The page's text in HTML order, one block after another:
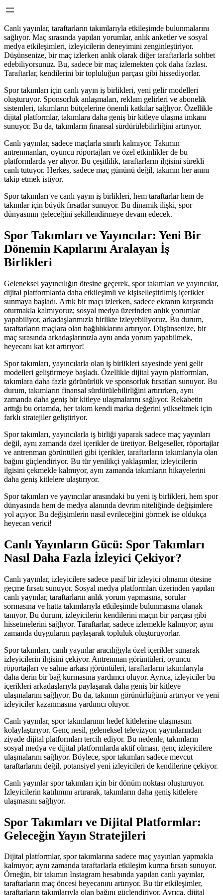
Canlı yayınlar, taraftarların takımlarıyla etkileşimde bulunmalarını
sağlıyor. Maç sırasında yapılan yorumlar, anlık anketler ve sosyal
medya etkileşimleri, izleyicilerin deneyimini zenginleştiriyor.
Düşünsenize, bir maç izlerken anlık olarak diğer taraftarlarla sohbet
edebiliyorsunuz. Bu, sadece bir maç izlemekten çok daha fazlası.
Taraftarlar, kendilerini bir topluluğun parçası gibi hissediyorlar.
Spor takımları için canlı yayın iş birlikleri, yeni gelir modelleri
oluşturuyor. Sponsorluk anlaşmaları, reklam gelirleri ve abonelik
sistemleri, takımların bütçelerine önemli katkılar sağlıyor. Özellikle
dijital platformlar, takımlara daha geniş bir kitleye ulaşma imkanı
sunuyor. Bu da, takımların finansal sürdürülebilirliğini artırıyor.
Canlı yayınlar, sadece maçlarla sınırlı kalmıyor. Takımın
antrenmanları, oyuncu röportajları ve özel etkinlikler de bu
platformlarda yer alıyor. Bu çeşitlilik, taraftarların ilgisini sürekli
canlı tutuyor. Herkes, sadece maç gününü değil, takımın her anını
takip etmek istiyor.
Spor takımları ve canlı yayın iş birlikleri, hem taraftarlar hem de
takımlar için büyük fırsatlar sunuyor. Bu dinamik ilişki, spor
dünyasının geleceğini şekillendirmeye devam edecek.
Spor Takımları ve Yayıncılar: Yeni Bir
Dönemin Kapılarını Aralayan İş
Birlikleri
Geleneksel yayıncılığın ötesine geçerek, spor takımları ve yayıncılar,
dijital platformlarda daha etkileşimli ve kişiselleştirilmiş içerikler
sunmaya başladı. Artık bir maçı izlerken, sadece ekranın karşısında
oturmakla kalmıyoruz; sosyal medya üzerinden anlık yorumlar
yapabiliyor, arkadaşlarımızla birlikte izleyebiliyoruz. Bu durum,
taraftarların maçlara olan bağlılıklarını artırıyor. Düşünsenize, bir
maç sırasında arkadaşlarınızla aynı anda yorum yapabilmek,
heyecanı kat kat artırıyor!
Spor takımları, yayıncılarla olan iş birlikleri sayesinde yeni gelir
modelleri geliştirmeye başladı. Özellikle dijital yayın platformları,
takımlara daha fazla görünürlük ve sponsorluk fırsatları sunuyor. Bu
durum, takımların finansal sürdürülebilirliğini artırırken, aynı
zamanda daha geniş bir kitleye ulaşmalarını sağlıyor. Rekabetin
arttığı bu ortamda, her takım kendi marka değerini yükseltmek için
farklı stratejiler geliştiriyor.
Spor takımları, yayıncılarla iş birliği yaparak sadece maç yayınları
değil, aynı zamanda özel içerikler de üretiyor. Belgeseller, röportajlar
ve antrenman görüntüleri gibi içerikler, taraftarların takımlarıyla olan
bağını güçlendiriyor. Bu tür yenilikçi yaklaşımlar, izleyicilerin
ilgisini çekmekle kalmıyor, aynı zamanda takımların hikayelerini
daha geniş kitlelere ulaştırıyor.
Spor takımları ve yayıncılar arasındaki bu yeni iş birlikleri, hem spor
dünyasında hem de medya alanında devrim niteliğinde değişimlere
yol açıyor. Bu değişimlerin nasıl evrileceğini görmek ise oldukça
heyecan verici!
Canlı Yayınların Gücü: Spor Takımları
Nasıl Daha Fazla İzleyici Çekiyor?
Canlı yayınlar, izleyicilere sadece pasif bir izleyici olmanın ötesine
geçme fırsatı sunuyor. Sosyal medya platformları üzerinden yapılan
canlı yayınlar, taraftarların anlık yorum yapmasına, sorular
sormasına ve hatta takımlarıyla etkileşimde bulunmasına olanak
tanıyor. Bu durum, izleyicilerin kendilerini maçın bir parçası gibi
hissetmelerini sağlıyor. Taraftarlar, sadece izlemekle kalmıyor; aynı
zamanda duygularını paylaşarak topluluk oluşturuyorlar.
Spor takımları, canlı yayınlar aracılığıyla özel içerikler sunarak
izleyicilerin ilgisini çekiyor. Antrenman görüntüleri, oyuncu
röportajları ve sahne arkası görüntüleri, taraftarların takımlarıyla
daha derin bir bağ kurmasına yardımcı oluyor. Ayrıca, izleyiciler bu
içerikleri arkadaşlarıyla paylaşarak daha geniş bir kitleye
ulaşmalarını sağlıyor. Bu da, takımın görünürlüğünü artırıyor ve yeni
izleyiciler kazanmasına yardımcı oluyor.
Canlı yayınlar, spor takımlarının hedef kitlelerine ulaşmasını
kolaylaştırıyor. Genç nesil, geleneksel televizyon yayınlarından
ziyade dijital platformları tercih ediyor. Bu nedenle, takımların
sosyal medya ve dijital platformlarda aktif olması, genç izleyicilere
ulaşmalarını sağlıyor. Böylece, spor takımları sadece mevcut
taraftarlarını değil, potansiyel yeni izleyicileri de kendilerine çekiyor.
Canlı yayınlar spor takımları için bir dönüm noktası oluşturuyor.
İzleyicilerin katılımını artırarak, takımların daha geniş kitlelere
ulaşmasını sağlıyor.
Spor Takımları ve Dijital Platformlar:
Geleceğin Yayın Stratejileri
Dijital platformlar, spor takımlarına sadece maç yayınları yapmakla
kalmıyor; aynı zamanda taraftarlarla etkileşim kurma fırsatı sunuyor.
Örneğin, bir takımın Instagram hesabında yapılan canlı yayınlar,
taraftarların maç öncesi heyecanını artırıyor. Bu tür etkileşimler,
taraftarların takımlarıyla olan bağını güçlendiriyor. Ayrıca, dijital